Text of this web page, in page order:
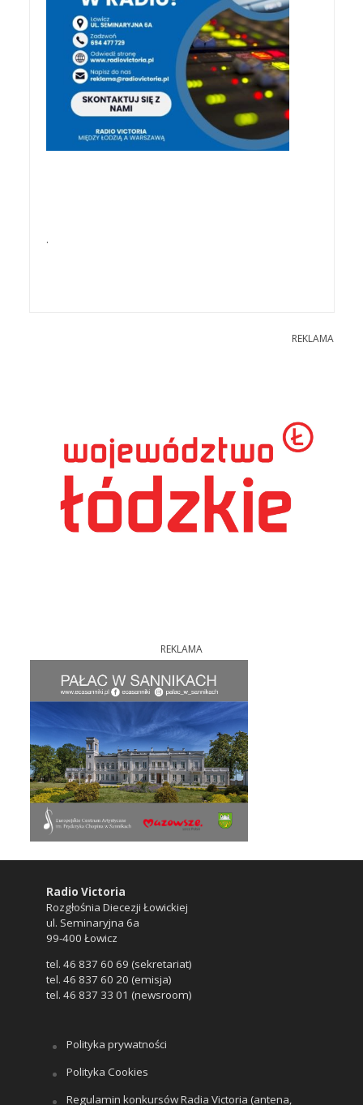
.
REKLAMA
REKLAMA
Radio Victoria
Rozgłośnia Diecezji Łowickiej
ul. Seminaryjna 6a
99-400 Łowicz
tel. 46 837 60 69 (sekretariat)
tel. 46 837 60 20 (emisja)
tel. 46 837 33 01 (newsroom)
Polityka prywatności
Polityka Cookies
Regulamin konkursów Radia Victoria (antena,